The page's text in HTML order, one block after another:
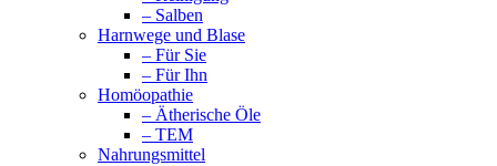
– Salben
Harnwege und Blase
– Für Sie
– Für Ihn
Homöopathie
– Ätherische Öle
– TEM
Nahrungsmittel